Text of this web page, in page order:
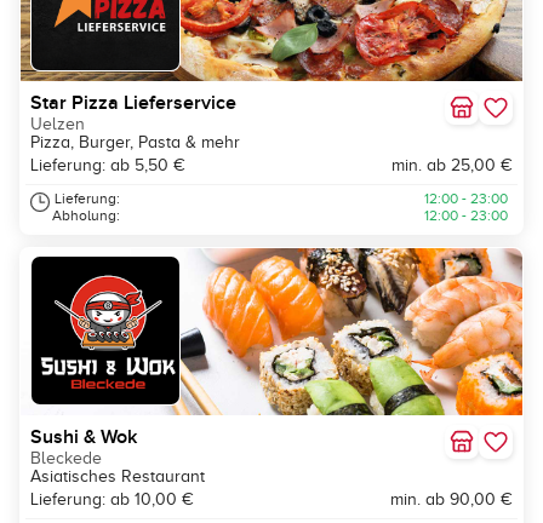
Star Pizza Lieferservice
Uelzen
Pizza, Burger, Pasta & mehr
Lieferung: ab 5,50 €
min. ab 25,00 €
Lieferung:
Abholung:
12:00 - 23:00
12:00 - 23:00
Sushi & Wok
Bleckede
Asiatisches Restaurant
Lieferung: ab 10,00 €
min. ab 90,00 €